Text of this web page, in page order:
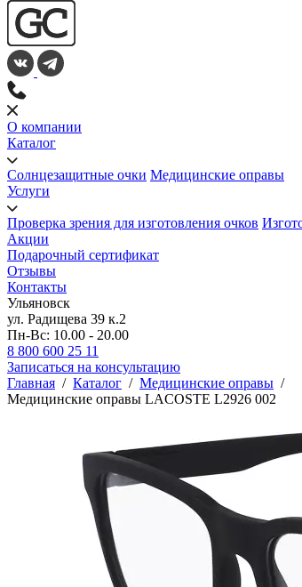
О компании
Каталог
Солнцезащитные очки Медицинские оправы
Услуги
Проверка зрения для изготовления очков
Акции
Подарочный сертификат
Отзывы
Контакты
Ульяновск
ул. Радищева 39 к.2
Пн-Вс: 10.00 - 20.00
8 800 600 25 11
Записаться на консультацию
Главная / Каталог / Медицинские оправы /
Медицинские оправы LACOSTE L2926 002